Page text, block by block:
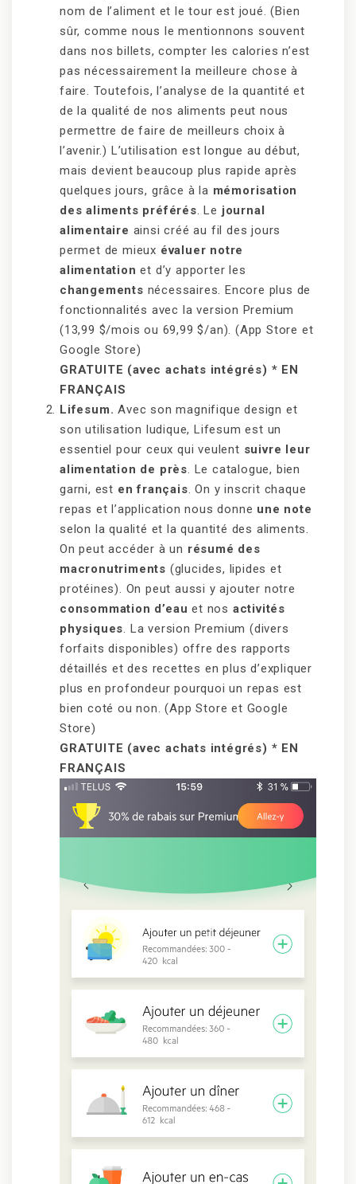
nom de l’aliment et le tour est joué. (Bien
sûr, comme nous le mentionnons souvent
dans nos billets, compter les calories n’est
pas nécessairement la meilleure chose à
faire. Toutefois, l’analyse de la quantité et
de la qualité de nos aliments peut nous
permettre de faire de meilleurs choix à
l’avenir.) L’utilisation est longue au début,
mais devient beaucoup plus rapide après
quelques jours, grâce à la mémorisation
des aliments préférés. Le journal
alimentaire ainsi créé au fil des jours
permet de mieux évaluer notre
alimentation et d’y apporter les
changements nécessaires. Encore plus de
fonctionnalités avec la version Premium
(13,99 $/mois ou 69,99 $/an). (App Store et
Google Store)
GRATUITE (avec achats intégrés) * EN
FRANÇAIS
Lifesum. Avec son magnifique design et
son utilisation ludique, Lifesum est un
essentiel pour ceux qui veulent suivre leur
alimentation de près. Le catalogue, bien
garni, est en français. On y inscrit chaque
repas et l’application nous donne une note
selon la qualité et la quantité des aliments.
On peut accéder à un résumé des
macronutriments (glucides, lipides et
protéines). On peut aussi y ajouter notre
consommation d’eau et nos activités
physiques. La version Premium (divers
forfaits disponibles) offre des rapports
détaillés et des recettes en plus d’expliquer
plus en profondeur pourquoi un repas est
bien coté ou non. (App Store et Google
Store)
GRATUITE (avec achats intégrés) * EN
FRANÇAIS